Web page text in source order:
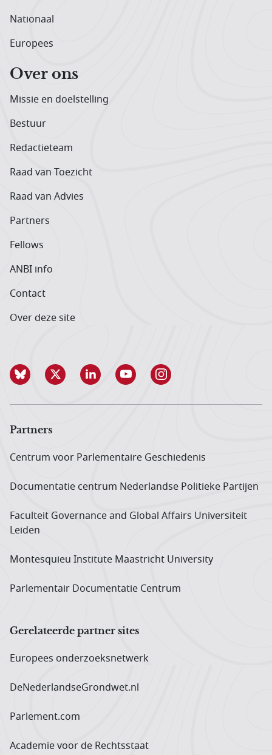
Nationaal
Europees
Over ons
Missie en doelstelling
Bestuur
Redactieteam
Raad van Toezicht
Raad van Advies
Partners
Fellows
ANBI info
Contact
Over deze site
Partners
Centrum voor Parlementaire Geschiedenis
Documentatie centrum Neder­landse Politieke Partijen
Faculteit Governance and Global Affairs Universiteit
Leiden
Montesquieu Institute Maastricht University
Parlementair Documentatie Centrum
Gerelateerde partner sites
Europees onderzoeks­netwerk
DeNederlandseGrondwet.nl
Parlement.com
Academie voor de Rechtsstaat